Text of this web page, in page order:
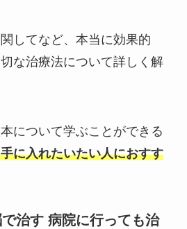
してなど、本当に効果的
な治療法について詳しく解
について学ぶことができる
に入れたいたい人におすす
治す 病院に行っても治